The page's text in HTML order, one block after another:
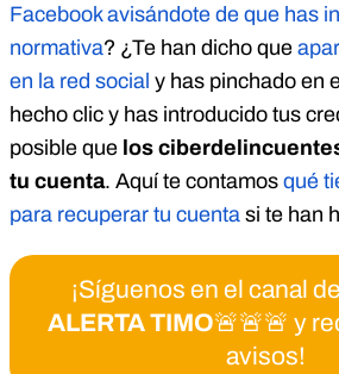
Facebook avisándote de que has
normativa? ¿Te han dicho que
en la red social y has pinchado en
hecho clic y has introducido tus
posible que los
tu cuenta. Aquí te contamos qué
para recuperar tu cuenta si te han
¡Síguenos en el canal
ALERTA TIMO🚨🚨🚨 y
avisos!